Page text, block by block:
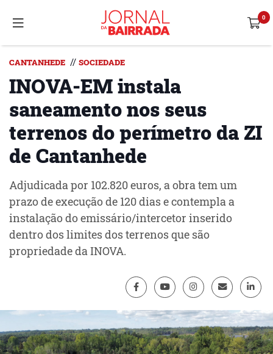
CANTANHEDE // SOCIEDADE
INOVA-EM instala
saneamento nos seus
terrenos do perímetro da ZI
de Cantanhede
Adjudicada por 102.820 euros, a obra tem um
prazo de execução de 120 dias e contempla a
instalação do emissário/intercetor inserido
dentro dos limites dos terrenos que são
propriedade da INOVA.